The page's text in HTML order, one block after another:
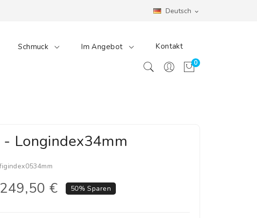
Deutsch expand_more
Schmuck Im Angebot Kontakt
0
Longindex34mm
249,50 € 50% Sparen